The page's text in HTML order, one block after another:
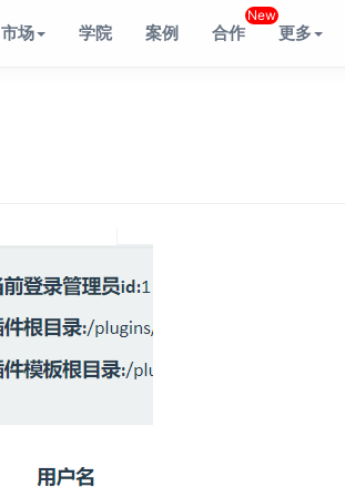
市场 学院 案例 合作
New
更多